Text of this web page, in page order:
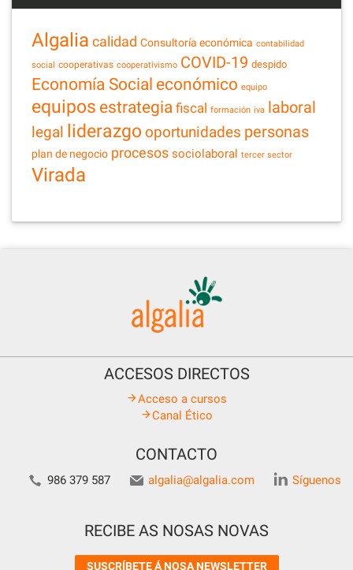
Algalia calidad Consultoría económica contabilidad
social cooperativas cooperativismo COVID-19 despido
Economía Social económico equipo
equipos estrategia fiscal formación iva laboral
legal liderazgo oportunidades personas
plan de negocio procesos sociolaboral tercer sector
Virada
ACCESOS DIRECTOS
Acceso a cursos
Canal Ético
CONTACTO
986 379 587 algalia@algalia.com Síguenos
RECIBE AS NOSAS NOVAS
SUSCRÍBETE Á NOSA NEWSLETTER